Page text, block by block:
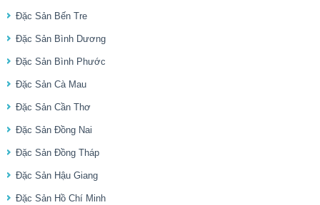
Đặc Sản Bến Tre
Đặc Sản Bình Dương
Đặc Sản Bình Phước
Đặc Sản Cà Mau
Đặc Sản Cần Thơ
Đặc Sản Đồng Nai
Đặc Sản Đồng Tháp
Đặc Sản Hậu Giang
Đặc Sản Hồ Chí Minh